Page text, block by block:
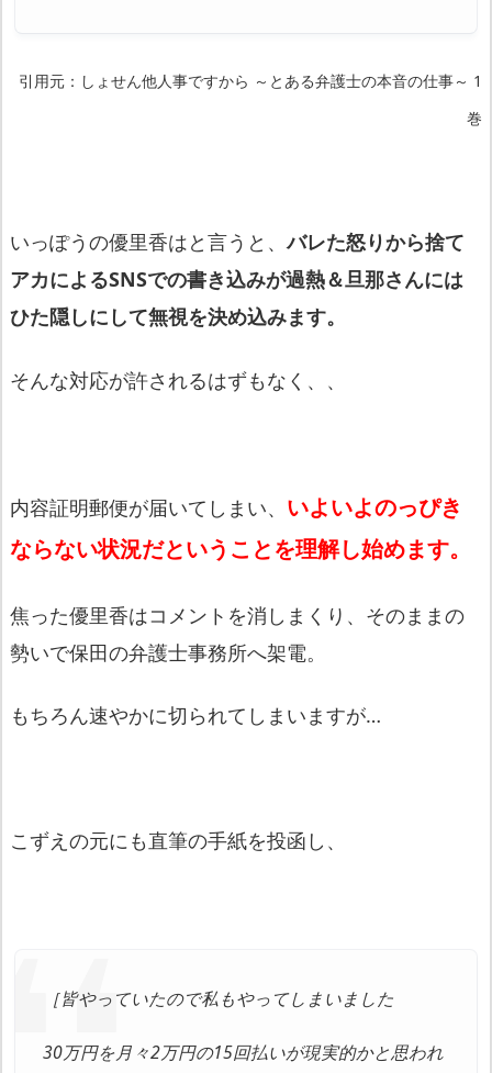
引用元：しょせん他人事ですから ～とある弁護士の本音の仕事～ 1
巻
いっぽうの優里香はと言うと、バレた怒りから捨て
アカによるSNSでの書き込みが過熱＆旦那さんには
ひた隠しにして無視を決め込みます。
そんな対応が許されるはずもなく、、
内容証明郵便が届いてしまい、 いよいよのっぴき
ならない状況だということを理解し始めます。
焦った優里香はコメントを消しまくり、そのままの
勢いで保田の弁護士事務所へ架電。
もちろん速やかに切られてしまいますが…
こずえの元にも直筆の手紙を投函し、
［皆やっていたので私もやってしまいました
30万円を月々2万円の15回払いが現実的かと思われ